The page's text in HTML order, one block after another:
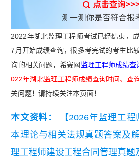
2022年湖北监理工程师考试已经结束，
7月开始成绩查询，很多考完试的考生比
询的相关问题，希赛网监理工程师成绩查
022年湖北监理工程师成绩查询时间、查
关问题！请持续关注本页面！
本文资料：
【2026年监理工
本理论与相关法规真题答案及解
理工程师建设工程合同管理真题